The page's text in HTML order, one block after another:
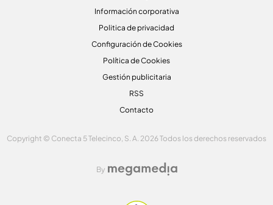
Información corporativa
Politica de privacidad
Configuración de Cookies
Política de Cookies
Gestión publicitaria
RSS
Contacto
Copyright © Conecta 5 Telecinco, S. A. 2026 Todos los derechos reservados
By